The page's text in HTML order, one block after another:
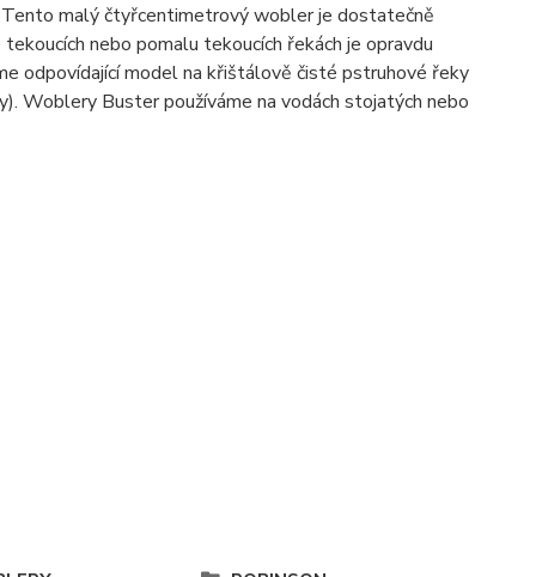
Tento malý čtyřcentimetrový wobler je dostatečně
nebo pomalu tekoucích řekách je opravdu
odpovídající model na křištálově čisté pstruhové řeky
Woblery Busterpoužíváme na vodách stojatých nebo